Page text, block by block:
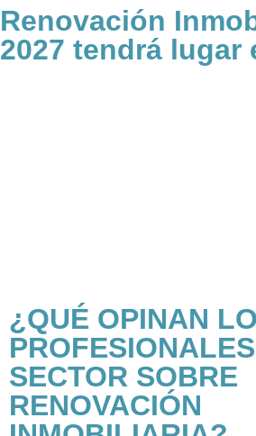
Renovación
2027 tendrá lugar
¿QUÉ OPINAN
SECTOR SOBRE
RENOVACIÓN